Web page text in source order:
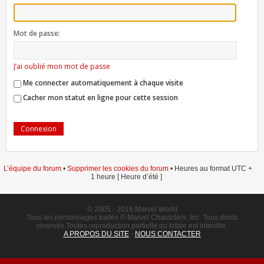
Mot de passe:
J’ai oublié mon mot de passe
Me connecter automatiquement à chaque visite
Cacher mon statut en ligne pour cette session
L’équipe du forum• Supprimer les cookies du forum• Heures au format UTC +
1 heure [ Heure d’été ]
© 2005 - 2016 Marvel World
Tous les personnages traités © Marvel Characters, Inc. Tous droits
réservés.Toutes reproduction partielle ou totale est interdite.
A PROPOS DU SITE- NOUS CONTACTER